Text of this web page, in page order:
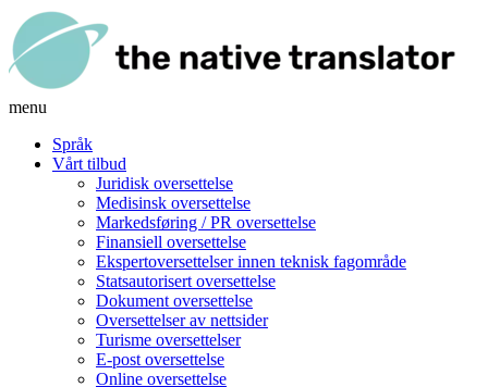
menu
Språk
Vårt tilbud
Juridisk oversettelse
Medisinsk oversettelse
Markedsføring / PR oversettelse
Finansiell oversettelse
Ekspertoversettelser innen teknisk fagområde
Statsautorisert oversettelse
Dokument oversettelse
Oversettelser av nettsider
Turisme oversettelser
E-post oversettelse
Online oversettelse